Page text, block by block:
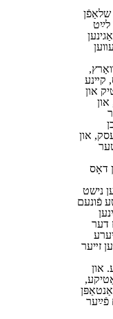
שלאָפֿן
לײַט
קײנע
און
און
דאָס
נישט
פֿונעם
דער
זײער
און
פֿײַער